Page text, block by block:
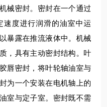
械密封。密封在一个通过
度进行润滑的油室中运
暴露在推流液体中。机械
，具有主动密封结构。叶
唇密封，将叶轮轴油室与
为一个安装在电机轴上的
室与定子室。密封既不需